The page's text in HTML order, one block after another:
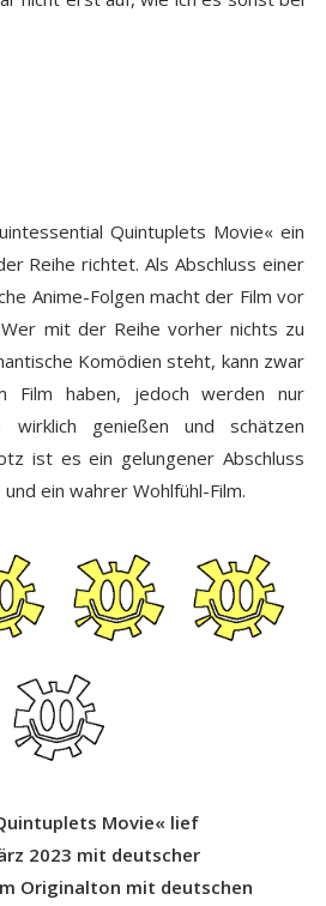
Quintuplets Movie« ein
Reihe richtet. Als Abschluss einer
Anime-Folgen macht der Film vor
mit der Reihe vorher nichts zu
Komödien steht, kann zwar
Film haben, jedoch werden nur
wirklich genießen und schätzen
ist es ein gelungener Abschluss
ein wahrer Wohlfühl-Film.
Movie« lief
2023 mit deutscher
Originalton mit deutschen